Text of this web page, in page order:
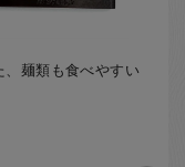
麺類も食べやすい